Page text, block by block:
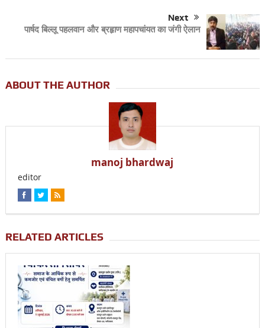
Next
पार्षद बिल्लू पहलवान और ब्रहृाण महापचांयत का जंगी ऐलान
ABOUT THE AUTHOR
manoj bhardwaj
editor
RELATED ARTICLES